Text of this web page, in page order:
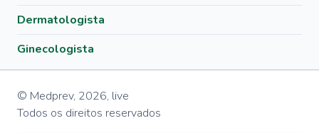
Dermatologista
Ginecologista
© Medprev, 2026, live
Todos os direitos reservados